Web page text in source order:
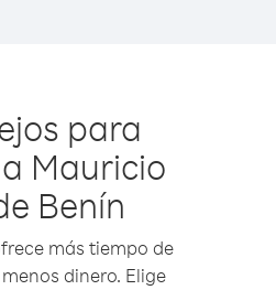
para
Mauricio
Benín
más tiempo de
dinero. Elige